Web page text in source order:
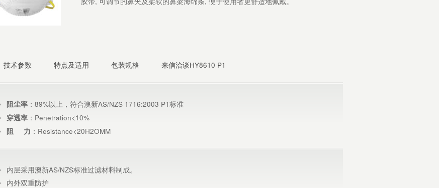
技术参数 特点及适用 包装规格 来信洽谈HY8610 P1
阻尘率 ：89%以上，符合澳新AS/NZS 1716:2003 P1标准
穿透率 ：Penetration<10%
阻 力 ：Resistance<20H2OMM
内层采用澳新AS/NZS标准过滤材料制成。
内外双重防护